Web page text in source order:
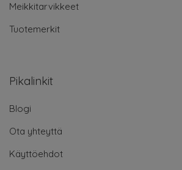
Meikkitarvikkeet
Tuotemerkit
Pikalinkit
Blogi
Ota yhteyttä
Käyttöehdot